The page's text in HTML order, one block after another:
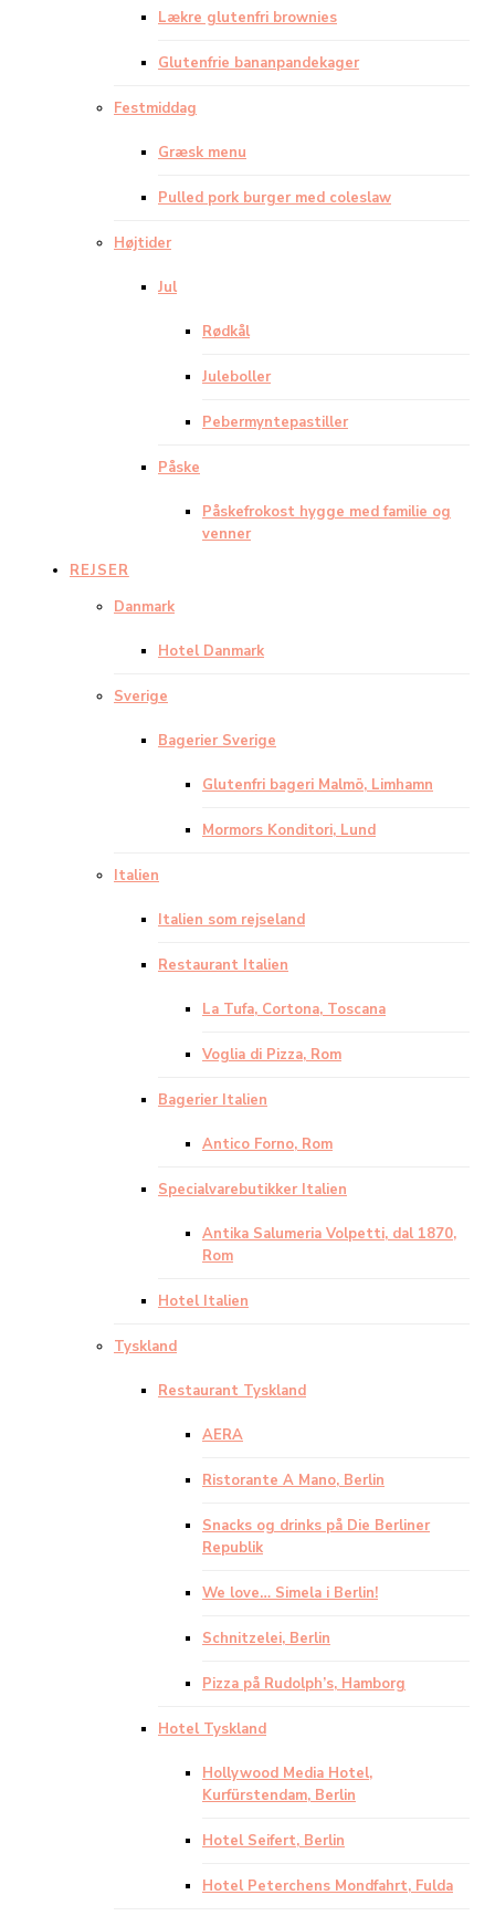
Lækre glutenfri brownies
Glutenfrie bananpandekager
Festmiddag
Græsk menu
Pulled pork burger med coleslaw
Højtider
Jul
Rødkål
Juleboller
Pebermyntepastiller
Påske
Påskefrokost hygge med familie og
venner
REJSER
Danmark
Hotel Danmark
Sverige
Bagerier Sverige
Glutenfri bageri Malmö, Limhamn
Mormors Konditori, Lund
Italien
Italien som rejseland
Restaurant Italien
La Tufa, Cortona, Toscana
Voglia di Pizza, Rom
Bagerier Italien
Antico Forno, Rom
Specialvarebutikker Italien
Antika Salumeria Volpetti, dal 1870,
Rom
Hotel Italien
Tyskland
Restaurant Tyskland
AERA
Ristorante A Mano, Berlin
Snacks og drinks på Die Berliner
Republik
We love… Simela i Berlin!
Schnitzelei, Berlin
Pizza på Rudolph’s, Hamborg
Hotel Tyskland
Hollywood Media Hotel,
Kurfürstendam, Berlin
Hotel Seifert, Berlin
Hotel Peterchens Mondfahrt, Fulda